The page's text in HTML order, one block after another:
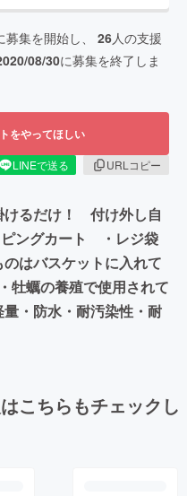
募集を開始し、 26人の支援
08/30に募集を終了しま
をやってほしい
LINEで送る
URLコピー
けるだけ！ 付け外し自
ングカート ・レジ袋
はバスケットに入れて
牡蠣の養殖で使用されて
・防水・耐汚染性・耐
こちらもチェックし